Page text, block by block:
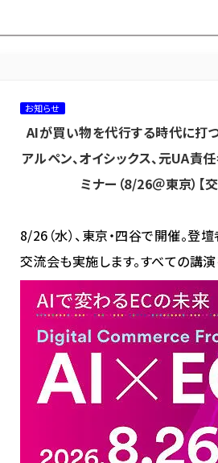
カテゴリ／種別 から探す セ
クトを活用した初の会員証機能を開発、イーグルリテ
を活用した初の会
ング
い会員獲得施策「AEO FRIENDS コ
お知らせ
AIが買い物を代行する時代に打つ
アルペン、オイシックス、元UA責
ミナー（8/26＠東京）【
8/26（水）、東京・四谷で開催。登
交流会も実施します。すべての講